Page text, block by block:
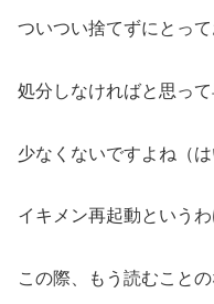
ついつい捨てずにとって
処分しなければと思っ
少なくないですよね（
イキメン再起動というわ
この際、もう読むこと